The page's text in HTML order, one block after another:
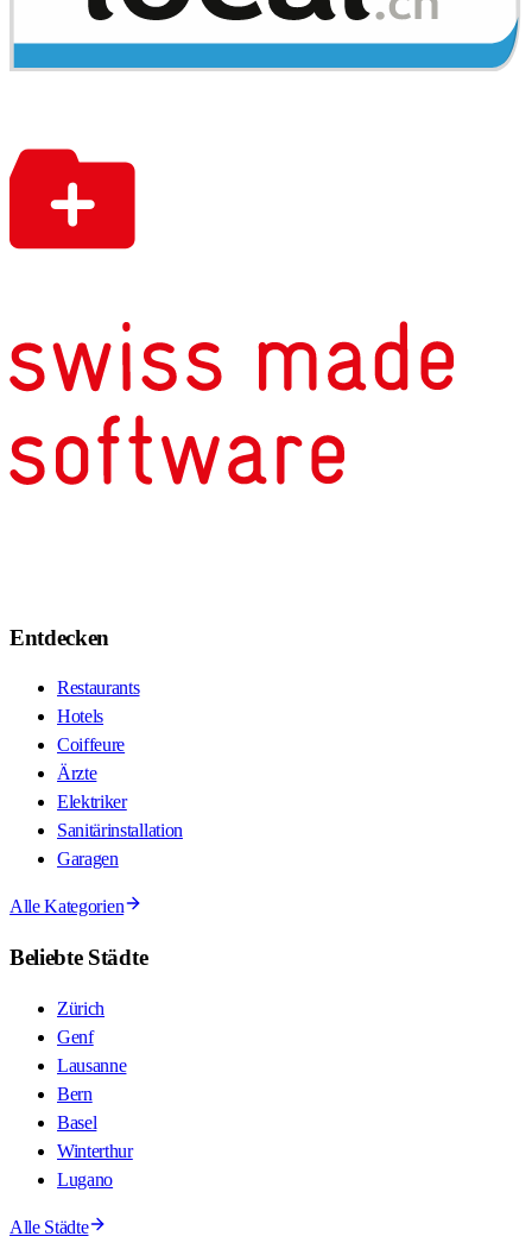
Entdecken
Restaurants
Hotels
Coiffeure
Ärzte
Elektriker
Sanitärinstallation
Garagen
Alle Kategorien
Beliebte Städte
Zürich
Genf
Lausanne
Bern
Basel
Winterthur
Lugano
Alle Städte